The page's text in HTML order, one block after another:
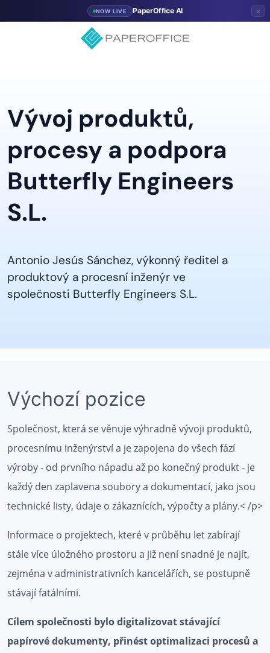
NOW LIVE PaperOffice AI ×
Vývoj produktů,
procesy a podpora
Butterfly Engineers
S.L.
Antonio Jesús Sánchez, výkonný ředitel a
produktový a procesní inženýr ve
společnosti Butterfly Engineers S.L.
Výchozí pozice
Společnost, která se věnuje výhradně vývoji produktů,
procesnímu inženýrství a je zapojena do všech fází
výroby - od prvního nápadu až po konečný produkt - je
každý den zaplavena soubory a dokumentací, jako jsou
technické listy, údaje o zákaznících, výpočty a plány.< /p>
Informace o projektech, které v průběhu let zabírají
stále více úložného prostoru a již není snadné je najít,
zejména v administrativních kancelářích, se postupně
stávají fatálními.
Cílem společnosti bylo digitalizovat stávající
papírové dokumenty, přinést optimalizaci procesů a